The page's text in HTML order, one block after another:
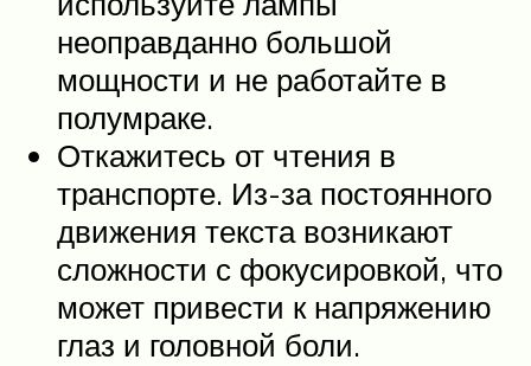
неоправданно большой
мощности и не работайте в
полумраке.
Откажитесь от чтения в
транспорте. Из-за постоянного
движения текста возникают
сложности с фокусировкой, что
может привести к напряжению
глаз и головной боли.